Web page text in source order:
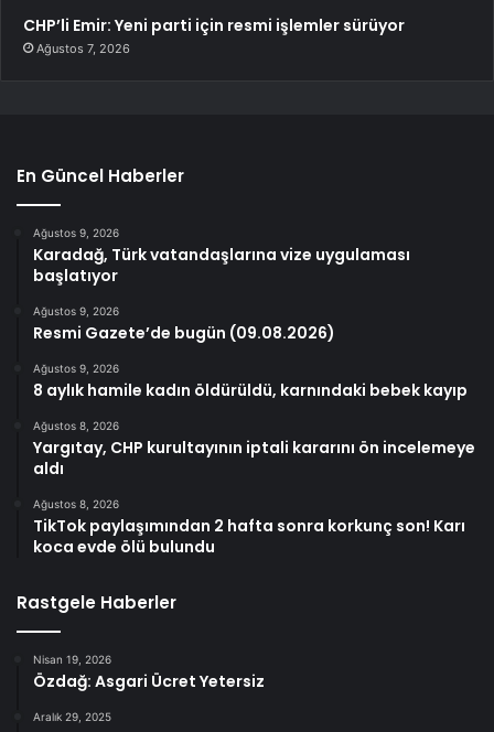
CHP’li Emir: Yeni parti için resmi işlemler sürüyor
Ağustos 7, 2026
En Güncel Haberler
Ağustos 9, 2026
Karadağ, Türk vatandaşlarına vize uygulaması
başlatıyor
Ağustos 9, 2026
Resmi Gazete’de bugün (09.08.2026)
Ağustos 9, 2026
8 aylık hamile kadın öldürüldü, karnındaki bebek kayıp
Ağustos 8, 2026
Yargıtay, CHP kurultayının iptali kararını ön incelemeye
aldı
Ağustos 8, 2026
TikTok paylaşımından 2 hafta sonra korkunç son! Karı
koca evde ölü bulundu
Rastgele Haberler
Nisan 19, 2026
Özdağ: Asgari Ücret Yetersiz
Aralık 29, 2025